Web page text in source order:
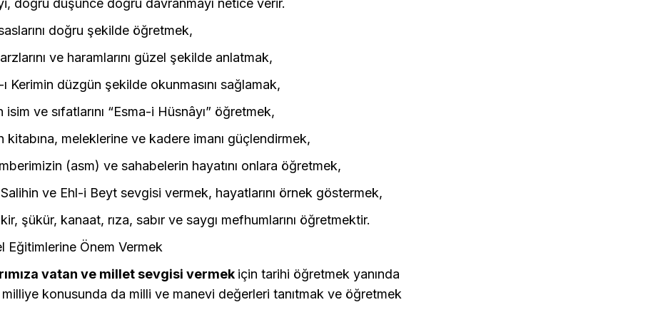
doğru düşünce doğru davranmayı netice verir.
doğru şekilde öğretmek,
ve haramlarını güzel şekilde anlatmak,
ı Kerimin düzgün şekilde okunmasını sağlamak,
isim ve sıfatlarını “Esma-i Hüsnâyı” öğretmek,
kitabına, meleklerine ve kadere imanı güçlendirmek,
(asm) ve sahabelerin hayatını onlara öğretmek,
ve Ehl-i Beyt sevgisi vermek, hayatlarını örnek göstermek,
şükür, kanaat, rıza, sabır ve saygı mefhumlarını öğretmektir.
Eğitimlerine Önem Vermek
vatan ve millet sevgisi vermek için tarihi öğretmek yanında
konusunda da milli ve manevi değerleri tanıtmak ve öğretmek